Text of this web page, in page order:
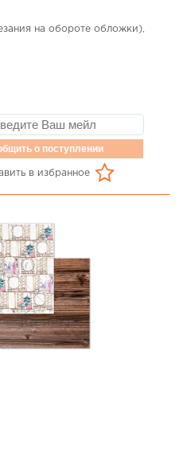
на обороте обложки),
о поступлении
в избранное